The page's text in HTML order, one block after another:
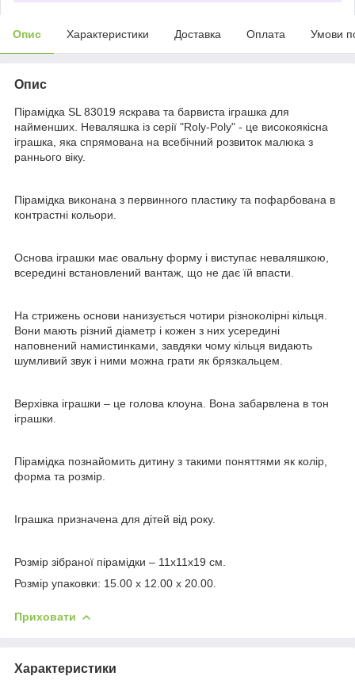
Опис Характеристики Доставка Оплата Умови
Опис
Пірамідка SL 83019 яскрава та барвиста іграшка для
найменших. Неваляшка із серії "Roly-Poly" - це високоякісна
іграшка, яка спрямована на всебічний розвиток малюка з
раннього віку.
Пірамідка виконана з первинного пластику та пофарбована в
контрастні кольори.
Основа іграшки має овальну форму і виступає неваляшкою,
всередині встановлений вантаж, що не дає їй впасти.
На стрижень основи нанизується чотири різноколірні кільця.
Вони мають різний діаметр і кожен з них усередині
наповнений намистинками, завдяки чому кільця видають
шумливий звук і ними можна грати як брязкальцем.
Верхівка іграшки – це голова клоуна. Вона забарвлена в тон
іграшки.
Пірамідка познайомить дитину з такими поняттями як колір,
форма та розмір.
Іграшка призначена для дітей від року.
Розмір зібраної пірамідки – 11х11х19 см.
Розмір упаковки: 15.00 х 12.00 х 20.00.
Приховати
Характеристики